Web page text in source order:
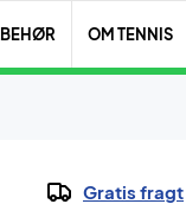
OM TENNIS
Gratis fragt